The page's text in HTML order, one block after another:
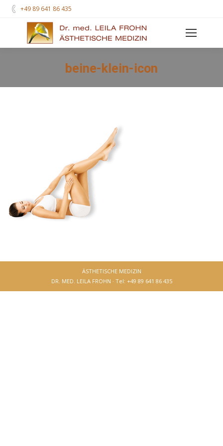
+49 89 641 86 435
beine-klein-icon
ÄSTHETISCHE MEDIZIN
DR. MED. LEILA FROHN · Tel: +49 89 641 86 435